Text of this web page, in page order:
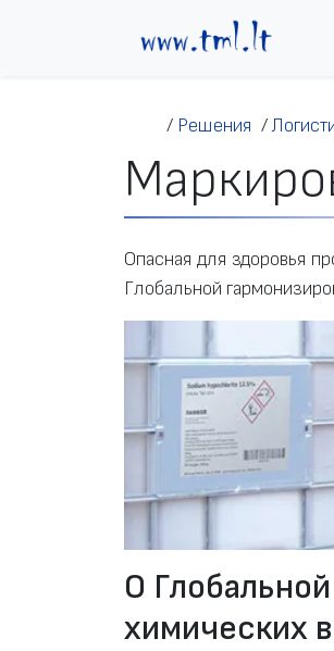
/ Решения /
Опасная для здоровья
Глобальной
О
химических